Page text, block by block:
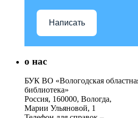
Написать
о нас
БУК ВО «Вологодская
библиотека»
Россия, 160000, Вологда,
Марии Ульяновой, 1